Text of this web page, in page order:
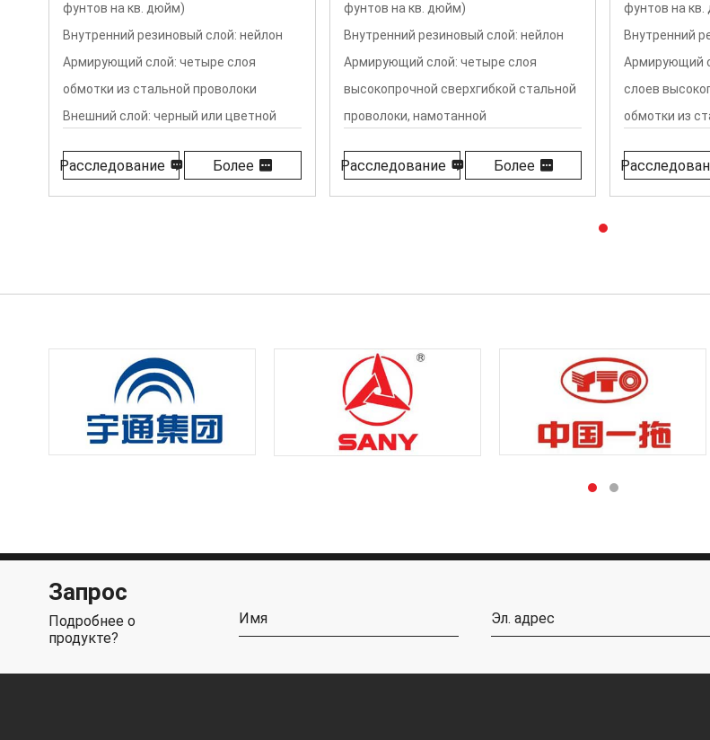
фунтов на кв. дюйм)
Внутренний резиновый слой: нейлон
Армирующий слой: четыре слоя
высокопрочной сверхгибкой стальной
проволоки, намотанной
полиуретан
Диапазон температур: от -40 ℃ до
Расследование Более
фунтов на кв. дюйм)
Внутренний резиновый слой: нейлон
Армирующий слой: четыре или шесть
слоев высокопрочной сверхгибкой
обмотки из стальной проволоки.
полиуретан
Диапазон температур: от -40 ℃ до
Расследование Более
фунтов на
Внутренний
Армирующий
слоев
обмотки из
полиуретан
Диапазон
Запрос
Подробнее о
продукте?